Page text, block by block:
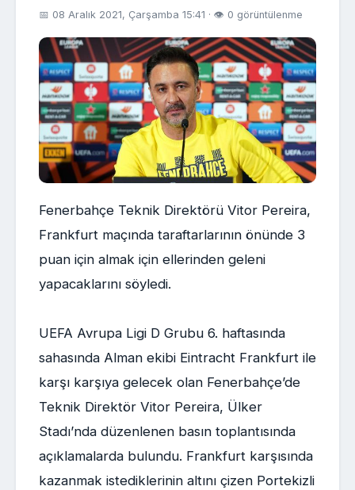
📅 08 Aralık 2021, Çarşamba 15:41 · 👁 0 görüntülenme
Fenerbahçe Teknik Direktörü Vitor Pereira,
Frankfurt maçında taraftarlarının önünde 3
puan için almak için ellerinden geleni
yapacaklarını söyledi.
UEFA Avrupa Ligi D Grubu 6. haftasında
sahasında Alman ekibi Eintracht Frankfurt ile
karşı karşıya gelecek olan Fenerbahçe’de
Teknik Direktör Vitor Pereira, Ülker
Stadı’nda düzenlenen basın toplantısında
açıklamalarda bulundu. Frankfurt karşısında
kazanmak istediklerinin altını çizen Portekizli